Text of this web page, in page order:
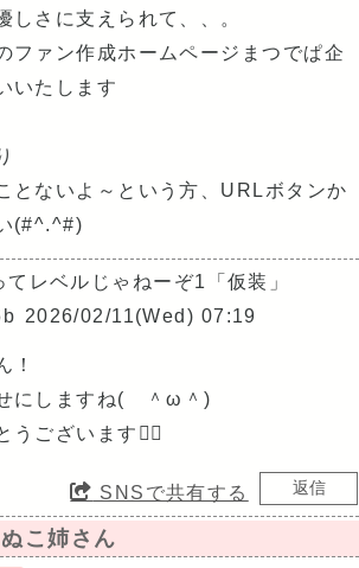
しさに支えられて、、。
ファン作成ホームページまつでぱ企
いたします
とないよ～という方、URLボタンか
(#^.^#)
レベルじゃねーぞ1「仮装」
2026/02/11(Wed) 07:19
！
にしますね( ＾ω＾)
うございます🙇‍♀️
SNSで共有する
こ姉さん